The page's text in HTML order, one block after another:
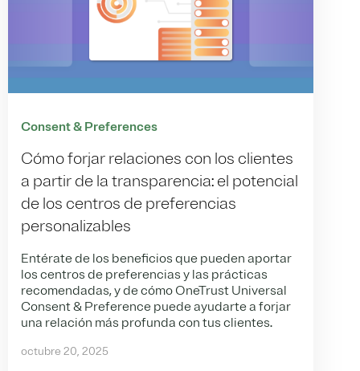
Consent & Preferences
Cómo forjar relaciones con los clientes
a partir de la transparencia: el potencial
de los centros de preferencias
personalizables
Entérate de los beneficios que pueden aportar
los centros de preferencias y las prácticas
recomendadas, y de cómo OneTrust Universal
Consent & Preference puede ayudarte a forjar
una relación más profunda con tus clientes.
octubre 20, 2025